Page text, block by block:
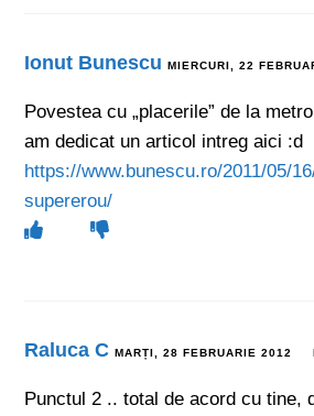
Ionut Bunescu MIERCURI, 22
Povestea cu „placerile” de la
am dedicat un articol intreg aici :d
https://www.bunescu.ro/2011/05/
supererou/
Raluca C MARȚI, 28 FEBRUARIE 2012
Punctul 2 .. total de acord cu tine,